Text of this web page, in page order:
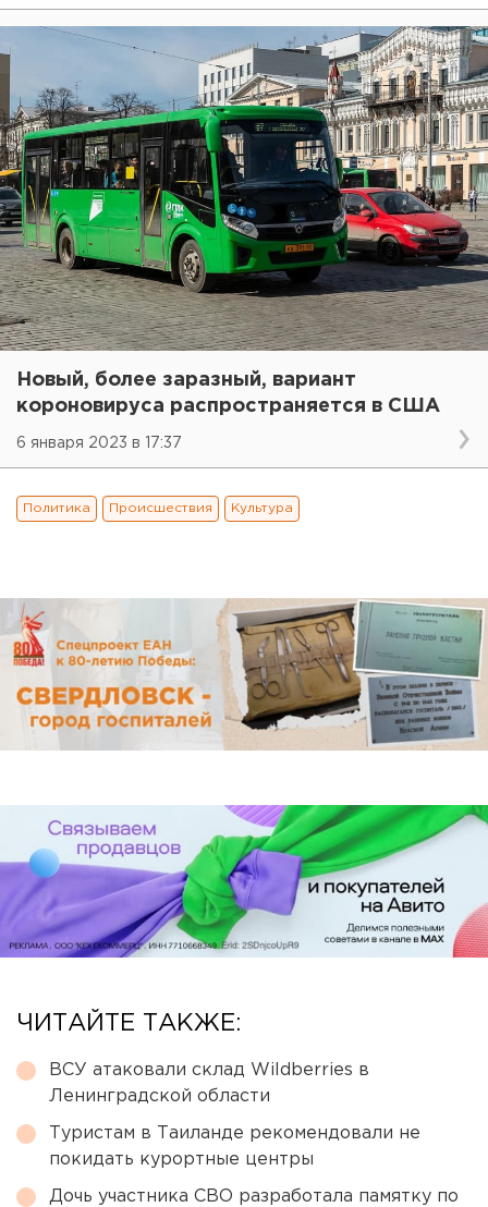
Новый, более заразный, вариант
короновируса распространяется в США
6 января 2023 в 17:37
Политика Происшествия Культура
ЧИТАЙТЕ ТАКЖЕ:
ВСУ атаковали склад Wildberries в
Ленинградской области
Туристам в Таиланде рекомендовали не
покидать курортные центры
Дочь участника СВО разработала памятку по